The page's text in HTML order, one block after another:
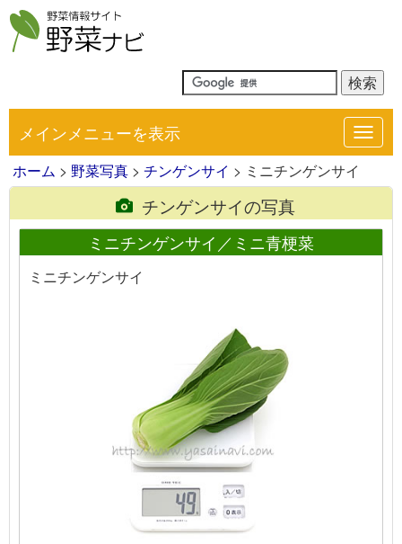
メインメニューを表示
ホーム > 野菜写真 > チンゲンサイ > ミニチンゲンサイ
チンゲンサイの写真
ミニチンゲンサイ／ミニ青梗菜
ミニチンゲンサイ